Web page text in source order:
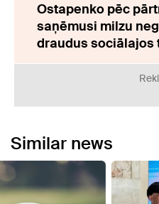
Ostapenko pēc
saņēmusi milzu
draudus sociālajos
Similar news